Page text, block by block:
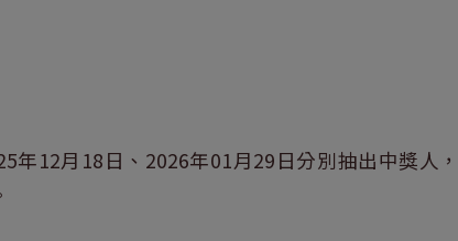
年12月18日、2026年01月29日分別抽出中獎人